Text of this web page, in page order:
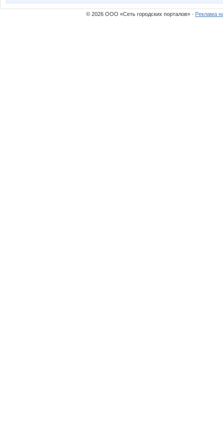
© 2026 ООО «Сеть городских порталов» · Реклама